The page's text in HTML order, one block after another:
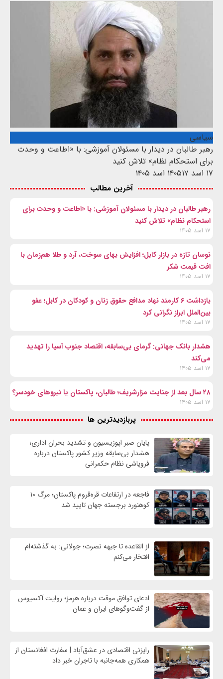
سیاسی
رهبر طالبان در دیدار با مسئولان آموزشی: با «اطاعت و وحدت
برای استحکام نظام» تلاش کنید
۱۷ اسد ۱۴۰۵
۱۷ اسد ۱۴۰۵
آخرین مطالب
رهبر طالبان در دیدار با مسئولان آموزشی: با «اطاعت و وحدت برای
استحکام نظام» تلاش کنید
۱۷ اسد ۱۴۰۵
نوسان تازه در بازار کابل؛ افزایش بهای سوخت، آرد و طلا هم‌زمان با
افت قیمت شکر
۱۷ اسد ۱۴۰۵
بازداشت ۶ کارمند نهاد مدافع حقوق زنان و کودکان در کابل؛ عفو
بین‌الملل ابراز نگرانی کرد
۱۷ اسد ۱۴۰۵
هشدار بانک جهانی: گرمای بی‌سابقه، اقتصاد جنوب آسیا را تهدید
می‌کند
۱۷ اسد ۱۴۰۵
۲۸ سال بعد از جنایت مزارشریف؛ طالبان، پاکستان یا نیروهای خودسر؟
۱۷ اسد ۱۴۰۵
پربازدیدترین ها
پایان صبر اپوزیسیون و تشدید بحران اداری؛
هشدار بی‌سابقه وزیر کشور پاکستان درباره
فروپاشی نظام حکمرانی
فاجعه در ارتفاعات قره‌قروم پاکستان؛ مرگ ۱۰
کوهنورد برجسته جهان تایید شد
از القاعده تا جبهه نصرت؛ جولانی: به گذشته‌ام
افتخار می‌کنم
ادعای توافق موقت درباره هرمز؛ روایت آکسیوس
از گفت‌وگوهای ایران و عمان
رایزنی اقتصادی در عشق‌آباد | سفارت افغانستان از
همکاری همه‌جانبه با تاجران خبر داد